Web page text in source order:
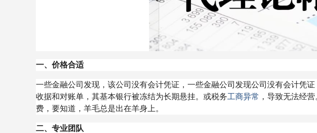
一、价格合适
一些金融公司发现，该公司没有会计凭证，一些金融公司发现公司没有会计凭
收据和对账单，其基本银行被冻结为长期悬挂。或税务工商异常 ，导致无法经
费，要知道，羊毛总是出在羊身上。
二、专业团队